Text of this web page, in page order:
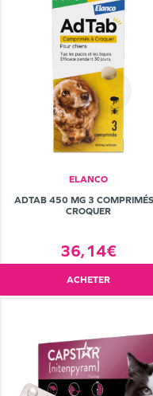
ELANCO
ADTAB 450 MG 3
CROQUER
36,14€
ACHETER